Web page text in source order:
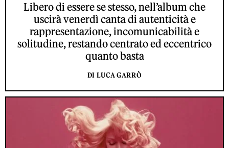
Libero di essere se stesso, nell’album che
uscirà venerdì canta di autenticità e
rappresentazione, incomunicabilità e
solitudine, restando centrato ed eccentrico
quanto basta
DI LUCA GARRÒ